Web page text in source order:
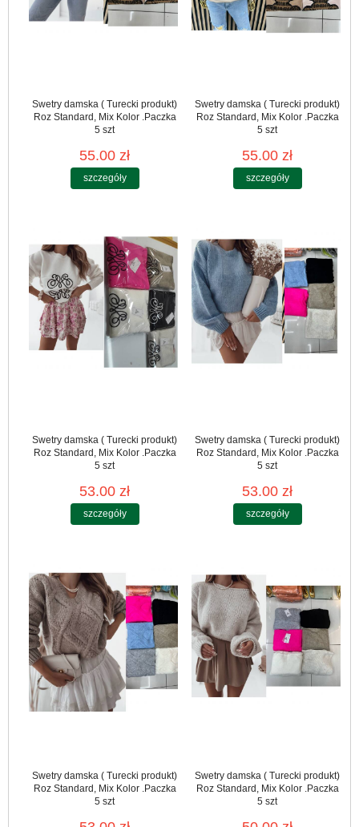
Swetry damska ( Turecki produkt)
Roz Standard, Mix Kolor .Paczka
5 szt
55.00 zł
szczegóły
Swetry damska ( Turecki produkt)
Roz Standard, Mix Kolor .Paczka
5 szt
55.00 zł
szczegóły
Swetry damska ( Turecki produkt)
Roz Standard, Mix Kolor .Paczka
5 szt
53.00 zł
szczegóły
Swetry damska ( Turecki produkt)
Roz Standard, Mix Kolor .Paczka
5 szt
53.00 zł
szczegóły
Swetry damska ( Turecki produkt)
Roz Standard, Mix Kolor .Paczka
5 szt
Swetry damska ( Turecki produkt)
Roz Standard, Mix Kolor .Paczka
5 szt